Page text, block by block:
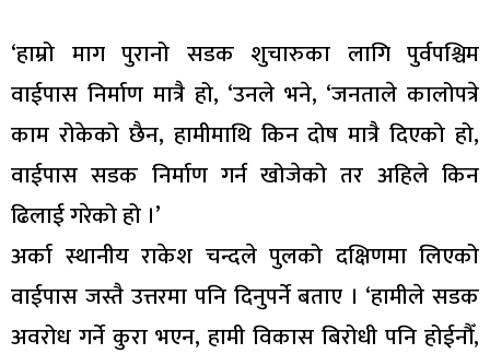
‘हाम्रो माग पुरानो सडक शुचारुका लागि पुर्वपश्चिम
वाईपास निर्माण मात्रै हो, ‘उनले भने, ‘जनताले कालोपत्रे
काम रोकेको छैन, हामीमाथि किन दोष मात्रै दिएको हो,
वाईपास सडक निर्माण गर्न खोजेको तर अहिले किन
ढिलाई गरेको हो ।’
अर्का स्थानीय राकेश चन्दले पुलको दक्षिणमा लिएको
वाईपास जस्तै उत्तरमा पनि दिनुपर्ने बताए । ‘हामीले सडक
अवरोध गर्ने कुरा भएन, हामी विकास बिरोधी पनि होईनौँ,